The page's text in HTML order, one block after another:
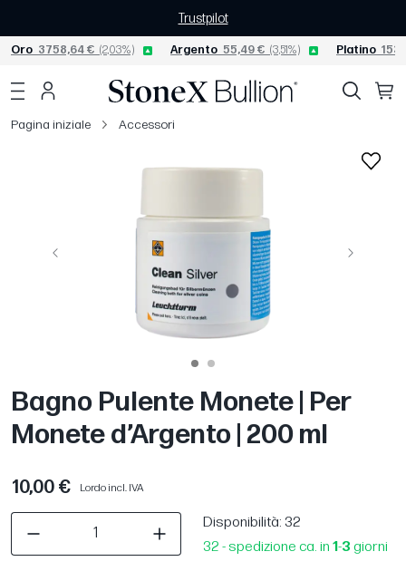
Trustpilot
Oro 3758,64 € (2,03%) Argento 55,49 € (3,51%) Platino
Pagina iniziale Accessori
Precedente Avanti
Bagno Pulente Monete | Per
Monete d’Argento | 200 ml
10,00 € Lordo incl. IVA
Disponibilità: 32
32 - spedizione ca. in 1-3 giorni